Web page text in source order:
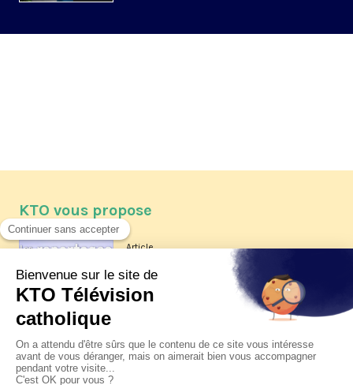
KTO vous propose
Article
Les reportages d'été 2026 de KTO
La visite pastorale du pape Léon
XIV à Assise à suivre sur KTO le
jeudi 6 août